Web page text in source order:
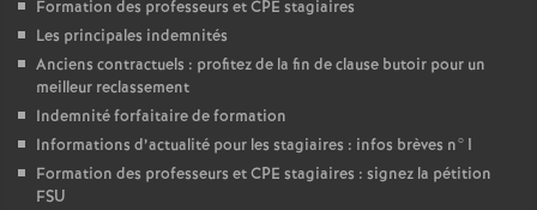
Formation des professeurs etCPE stagiaires
Les principales indemnités
Anciens contractuels : profitez de la fin de clause butoir pour un
meilleur reclassement
Indemnité forfaitaire de formation
Informations d’actualité pour les stagiaires : infos brèves n°1
Formation des professeurs etCPE stagiaires : signez la pétition
FSU